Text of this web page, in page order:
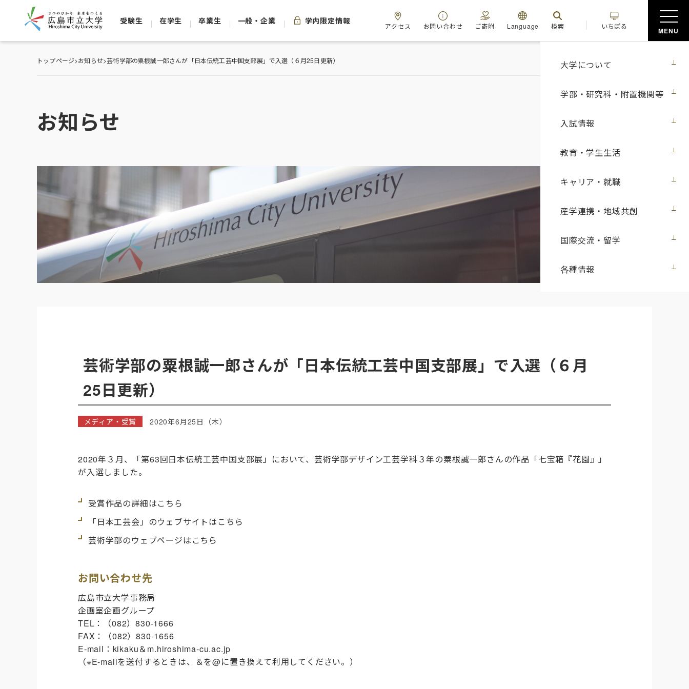
大学について
学部・研究科・附置機関等
入試情報
教育・学生生活
キャリア・就職
産学連携・地域共創
国際交流・留学
各種情報
受験生 在学生 卒業生 一般・企業 学内限定情報
アクセス お問い合わせ ご寄附 Language 検索 いちぽる
MENU
トップページ>お知らせ>芸術学部の粟根誠一郎さんが「日本伝統工芸中国支部展」で入選（６月25日更新）
お知らせ
芸術学部の粟根誠一郎さんが「日本伝統工芸中国支部展」で入選（６月
25日更新）
メディア・受賞 2020年6月25日（木）
2020年３月、「第63回日本伝統工芸中国支部展」において、芸術学部デザイン工芸学科３年の粟根誠一郎さんの作品「七宝箱『花園』」
が入選しました。
受賞作品の詳細はこちら
「日本工芸会」のウェブサイトはこちら
芸術学部のウェブページはこちら
お問い合わせ先
広島市立大学事務局
企画室企画グループ
TEL：（082）830-1666
FAX：（082）830-1656
E-mail：kikaku＆m.hiroshima-cu.ac.jp
（※E-mailを送付するときは、＆を@に置き換えて利用してください。）